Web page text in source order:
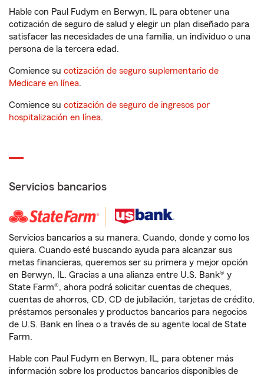
Hable con Paul Fudym en Berwyn, IL para obtener una
cotización de seguro de salud y elegir un plan diseñado para
satisfacer las necesidades de una familia, un individuo o una
persona de la tercera edad.
Comience su cotización de seguro suplementario de
Medicare en línea.
Comience su cotización de seguro de ingresos por
hospitalización en línea.
Servicios bancarios
Servicios bancarios a su manera. Cuando, donde y como los
quiera. Cuando esté buscando ayuda para alcanzar sus
metas financieras, queremos ser su primera y mejor opción
en Berwyn, IL. Gracias a una alianza entre U.S. Bank® y
State Farm®, ahora podrá solicitar cuentas de cheques,
cuentas de ahorros, CD, CD de jubilación, tarjetas de crédito,
préstamos personales y productos bancarios para negocios
de U.S. Bank en línea o a través de su agente local de State
Farm.
Hable con Paul Fudym en Berwyn, IL, para obtener más
información sobre los productos bancarios disponibles de